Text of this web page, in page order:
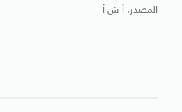
المصدر: أ ش أ